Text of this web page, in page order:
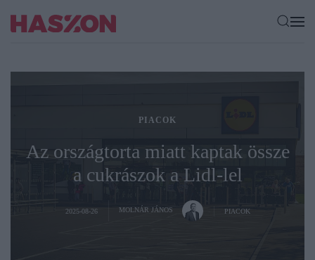
PIACOK
Az országtorta miatt kaptak össze
a cukrászok a Lidl-lel
2025-08-26 MOLNÁR JÁNOS PIACOK